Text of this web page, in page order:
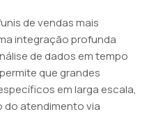
de vendas mais
integração profunda
de dados em tempo
que grandes
em larga escala,
do atendimento via